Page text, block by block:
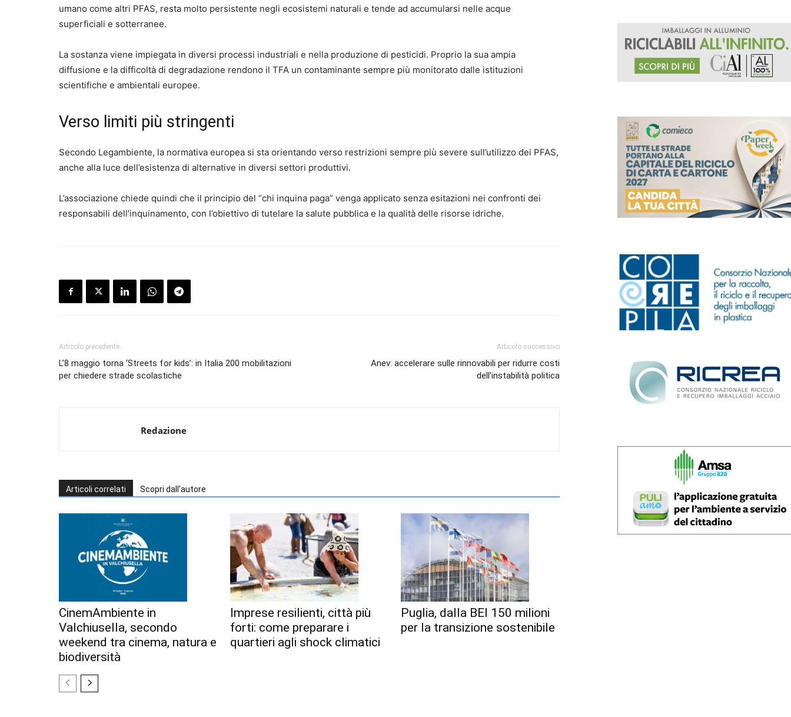
umano come altri PFAS, resta molto persistente negli ecosistemi naturali e tende ad accumularsi nelle acque
superficiali e sotterranee.
La sostanza viene impiegata in diversi processi industriali e nella produzione di pesticidi. Proprio la sua ampia
diffusione e la difficoltà di degradazione rendono il TFA un contaminante sempre più monitorato dalle istituzioni
scientifiche e ambientali europee.
Verso limiti più stringenti
Secondo Legambiente, la normativa europea si sta orientando verso restrizioni sempre più severe sull’utilizzo dei PFAS,
anche alla luce dell’esistenza di alternative in diversi settori produttivi.
L’associazione chiede quindi che il principio del “chi inquina paga” venga applicato senza esitazioni nei confronti dei
responsabili dell’inquinamento, con l’obiettivo di tutelare la salute pubblica e la qualità delle risorse idriche.
Articolo precedente
L’8 maggio torna ‘Streets for kids’: in Italia 200 mobilitazioni
per chiedere strade scolastiche
Articolo successivo
Anev: accelerare sulle rinnovabili per ridurre costi
dell’instabilità politica
Redazione
Articoli correlati Scopri dall'autore
CinemAmbiente in
Valchiusella, secondo
weekend tra cinema, natura e
biodiversità
Imprese resilienti, città più
forti: come preparare i
quartieri agli shock climatici
Puglia, dalla BEI 150 milioni
per la transizione sostenibile